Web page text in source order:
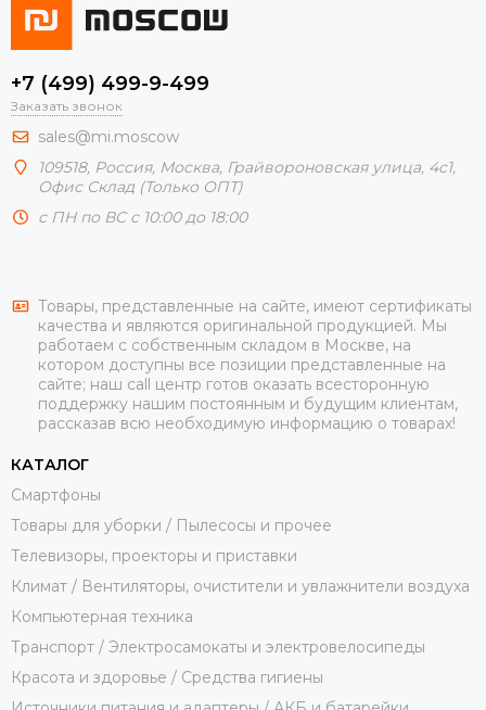
+7 (499) 499-9-499
Заказать звонок
sales@mi.moscow
109518, Россия, Москва, Грайвороновская улица, 4с1,
Офис Склад (Только ОПТ)
с ПН по ВС с 10:00 до 18:00
Товары, представленные на сайте, имеют сертификаты
качества и являются оригинальной продукцией. Мы
работаем с собственным складом в Москве, на
котором доступны все позиции представленные на
сайте; наш call центр готов оказать всесторонную
поддержку нашим постоянным и будущим клиентам,
рассказав всю необходимую информацию о товарах!
КАТАЛОГ
Смартфоны
Товары для уборки / Пылесосы и прочее
Телевизоры, проекторы и приставки
Климат / Вентиляторы, очистители и увлажнители воздуха
Компьютерная техника
Транспорт / Электросамокаты и электровелосипеды
Красота и здоровье / Средства гигиены